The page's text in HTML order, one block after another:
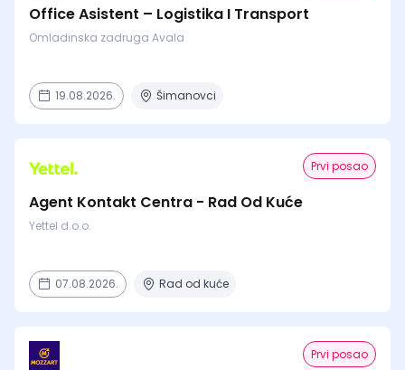
Office Asistent – Logistika I Transport
Omladinska zadruga Avala
19.08.2026. Šimanovci
Prvi posao
Agent Kontakt Centra - Rad Od Kuće
Yettel d.o.o.
07.08.2026. Rad od kuće
Prvi posao